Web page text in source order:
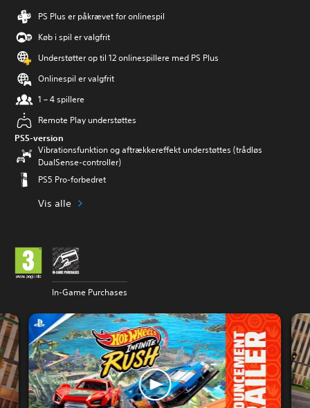
PS Plus er påkrævet for onlinespil
Køb i spil er valgfrit
Understøtter op til 12 onlinespillere med PS Plus
Onlinespil er valgfrit
1 – 4 spillere
Remote Play understøttes
PS5-version
Vibrationsfunktion og aftrækkereffekt understøttes (trådløs
DualSense-controller)
PS5 Pro-forbedret
Vis alle
In-Game Purchases